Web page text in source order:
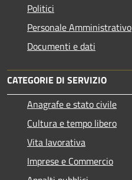
Politici
Personale Amministrativo
Documenti e dati
CATEGORIE DI SERVIZIO
Anagrafe e stato civile
Cultura e tempo libero
Vita lavorativa
Imprese e Commercio